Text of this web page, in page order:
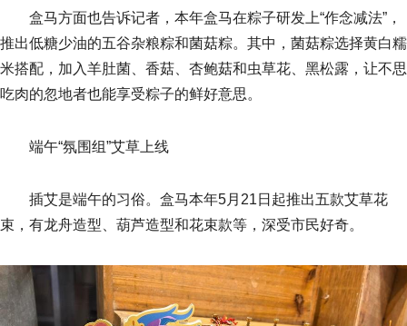
盒马方面也告诉记者，本年盒马在粽子研发上“作念减法”，
推出低糖少油的五谷杂粮粽和菌菇粽。其中，菌菇粽选择黄白糯
米搭配，加入羊肚菌、香菇、杏鲍菇和虫草花、黑松露，让不思
吃肉的忽地者也能享受粽子的鲜好意思。
端午“氛围组”艾草上线
插艾是端午的习俗。盒马本年5月21日起推出五款艾草花
束，有龙舟造型、葫芦造型和花束款等，深受市民好奇。